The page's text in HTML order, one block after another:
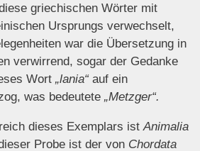
griechischen Wörter mit
Ursprungs verwechselt,
war die Übersetzung in
verwirrend, sogar der Gedanke
Wort „lania“ auf ein
was bedeutete „Metzger“.
dieses Exemplars istAnimalia
Probe ist der von Chordata